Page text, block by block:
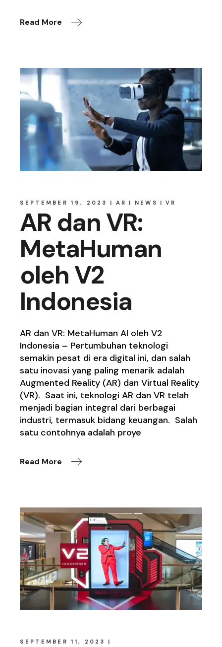
Read More
SEPTEMBER 19, 2023 AR NEWS VR
AR dan VR:
MetaHuman
oleh V2
Indonesia
AR dan VR: MetaHuman AI oleh V2
Indonesia – Pertumbuhan teknologi
semakin pesat di era digital ini, dan salah
satu inovasi yang paling menarik adalah
Augmented Reality (AR) dan Virtual Reality
(VR). Saat ini, teknologi AR dan VR telah
menjadi bagian integral dari berbagai
industri, termasuk bidang keuangan. Salah
satu contohnya adalah proye
Read More
SEPTEMBER 11, 2023